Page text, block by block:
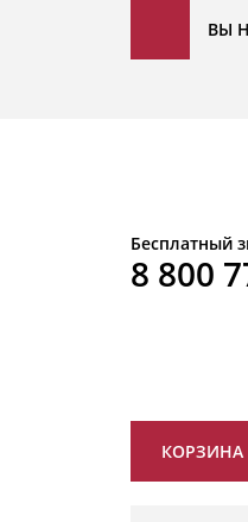
ВЫ
Бесплатный
8 800